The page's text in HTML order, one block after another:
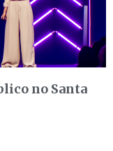
no Santa